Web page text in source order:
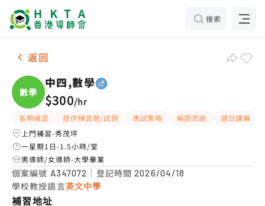
搜索
男-1名 中四,數學，秀茂坪 補習推介
返回
數學
中四,數學
$300/hr
長期補習 提供練習題/試題 應試策略 解題思路 題目講解
上門補習-秀茂坪
一星期1日-1.5小時/堂
男導師/女導師-大學畢業
個案編號 A347072 ｜登記時間2026/04/18
學校教授語言英文中學
補習地址